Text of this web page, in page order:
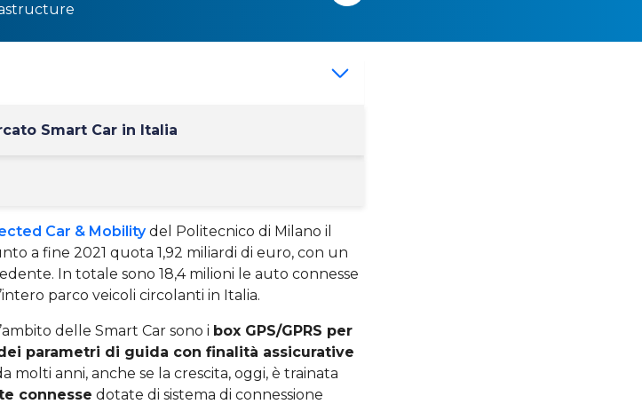
Smart Car in Italia
Car & Mobilitydel Politecnico di Milano il
a fine 2021 quota 1,92 miliardi di euro, con un
In totale sono 18,4 milioni le auto connesse
parco veicoli circolanti in Italia.
delle Smart Car sono i box GPS/GPRS per
parametri di guida con finalità assicurative
molti anni, anche se la crescita, oggi, è trainata
connesse dotate di sistema di connessione